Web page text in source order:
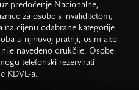
predočenje Nacionalne,
za osobe s invaliditetom,
na cijenu odabrane kategorije
u njihovoj pratnji, osim ako
navedeno drukčije. Osobe
telefonski rezervirati
KDVL-a.